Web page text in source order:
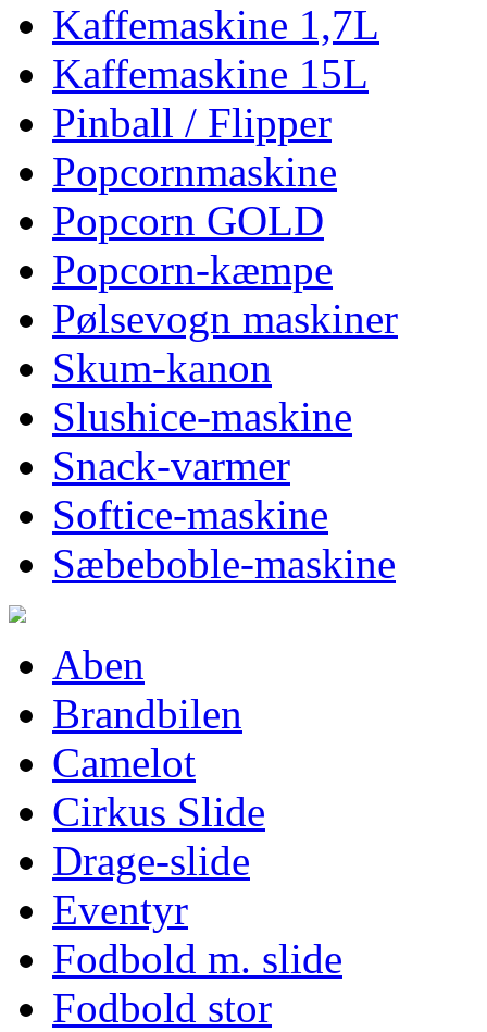
Kaffemaskine 1,7L
Kaffemaskine 15L
Pinball / Flipper
Popcornmaskine
Popcorn GOLD
Popcorn-kæmpe
Pølsevogn maskiner
Skum-kanon
Slushice-maskine
Snack-varmer
Softice-maskine
Sæbeboble-maskine
Aben
Brandbilen
Camelot
Cirkus Slide
Drage-slide
Eventyr
Fodbold m. slide
Fodbold stor